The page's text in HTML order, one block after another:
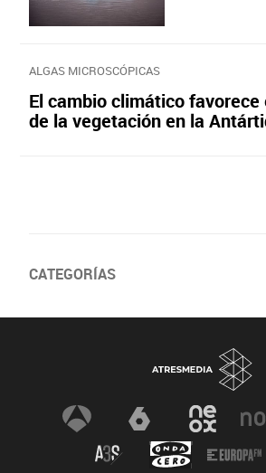
ALGAS MICROSCÓPICAS
El cambio climático
de la vegetación en la
CATEGORÍAS